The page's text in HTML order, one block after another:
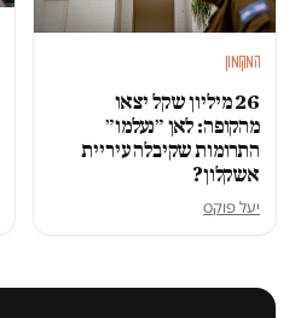
המקומון
26 מיליון שקל יצאו
מהקופה: לאן ״נעלמו״
התרומות שקיבלה עיריית
אשקלון?
יעל פוקס